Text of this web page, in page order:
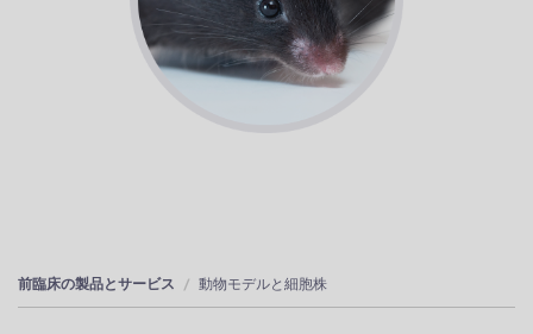
前臨床の製品とサービス 動物モデルと細胞株